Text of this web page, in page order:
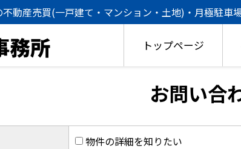
動産売買(一戸建て・マンション・土地)・月極駐車
トップページ
お問い合
物件の詳細を知りたい